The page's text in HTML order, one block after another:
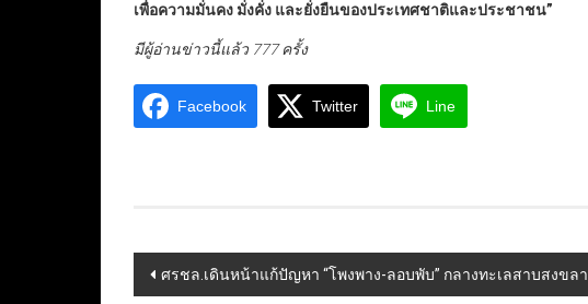
เพื่อความมั่นคง มั่งคั่ง และยั่งยืนของประเทศชาติและประชาชน”
มีผู้อ่านข่าวนี้แล้ว 777 ครั้ง
Facebook Twitter Line
Post
ศรชล.เดินหน้าแก้ปัญหา “โพงพาง-ลอบพับ” กลางทะเลสาบสงขลา